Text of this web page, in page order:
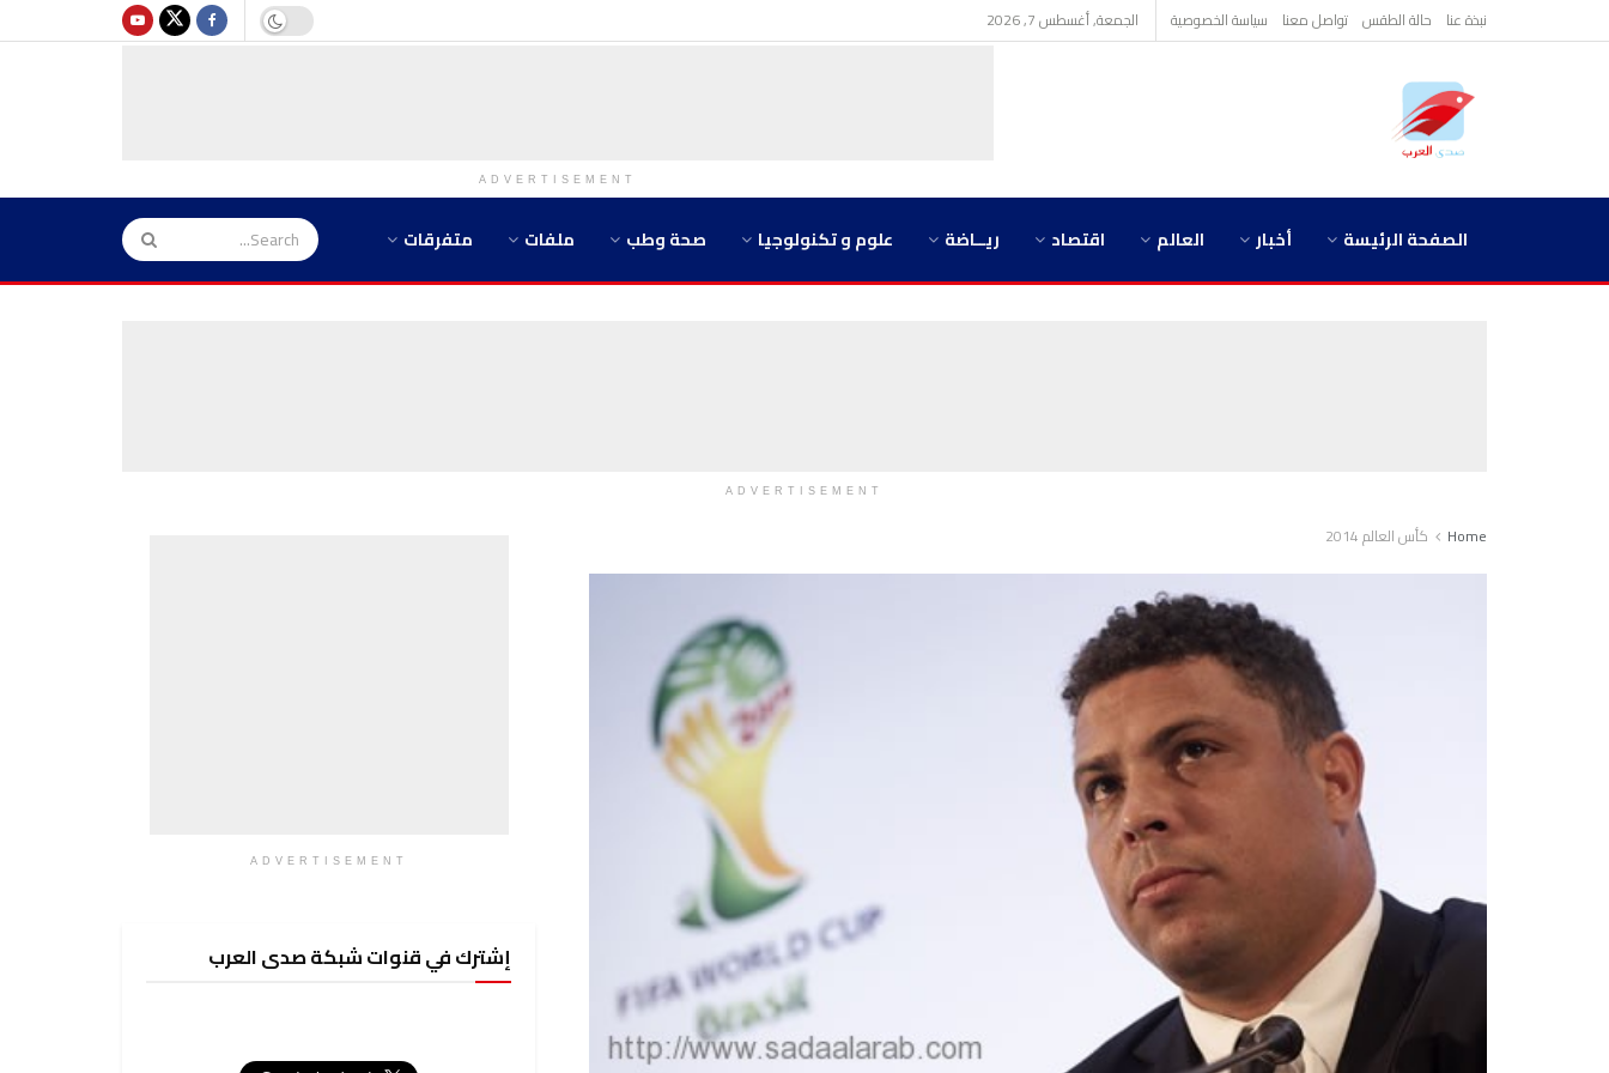
نبذة عنا حالة الطقس تواصل معنا سياسة الخصوصية الجمعة, أغسطس 7, 2026
ADVERTISEMENT
الصفحة الرئيسة أخبار العالم اقتصاد ريــاضة علوم و تكنولوجيا صحة وطب ملفات متفرقات
ADVERTISEMENT
Home كأس العالم 2014
ADVERTISEMENT
إشترك في قنوات شبكة صدى العرب